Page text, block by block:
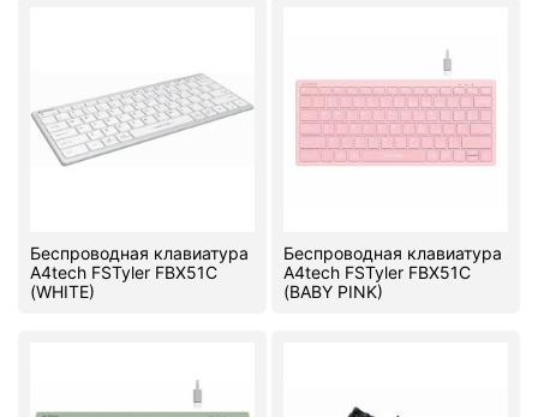
Беспроводная клавиатура
A4tech FSTyler FBX51C
(WHITE)
Беспроводная клавиатура
A4tech FSTyler FBX51C
(BABY PINK)